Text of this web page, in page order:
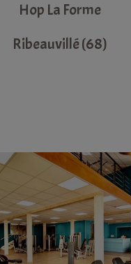
Hop La Forme
Ribeauvillé (68)